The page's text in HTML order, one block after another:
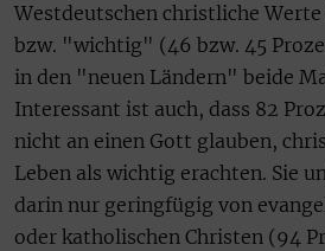
Westdeutschen christliche
bzw. "wichtig" (46 bzw. 45
in den "neuen Ländern" beide
Interessant ist auch, dass 82
nicht an einen Gott glauben,
Leben als wichtig erachten. Sie
darin nur geringfügig von
oder katholischen Christen (94